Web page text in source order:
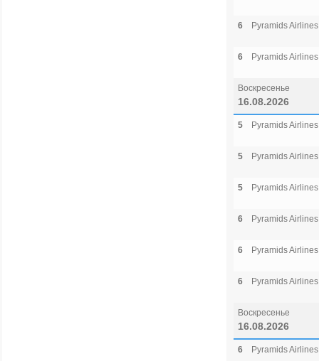
6 Pyramids Airlines
6 Pyramids Airlines
Воскресенье
16.08.2026
5 Pyramids Airlines
5 Pyramids Airlines
5 Pyramids Airlines
6 Pyramids Airlines
6 Pyramids Airlines
6 Pyramids Airlines
Воскресенье
16.08.2026
6 Pyramids Airlines